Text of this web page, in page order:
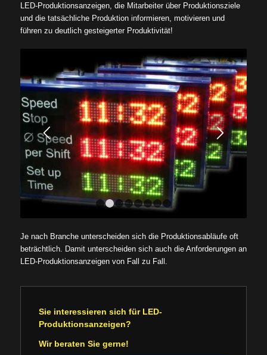
LED-Produktionsanzeigen, die Mitarbeiter über Produktionsziele
und die tatsächliche Produktion informieren, motivieren und
führen zu deutlich gesteigerter Produktivität!
1 2
Je nach Branche unterscheiden sich die Produktionsabläufe oft
beträchtlich. Damit unterscheiden sich auch die Anforderungen an
LED-Produktionsanzeigen von Fall zu Fall.
Sie interessieren sich für LED-
Produktionsanzeigen?
Wir beraten Sie gerne!